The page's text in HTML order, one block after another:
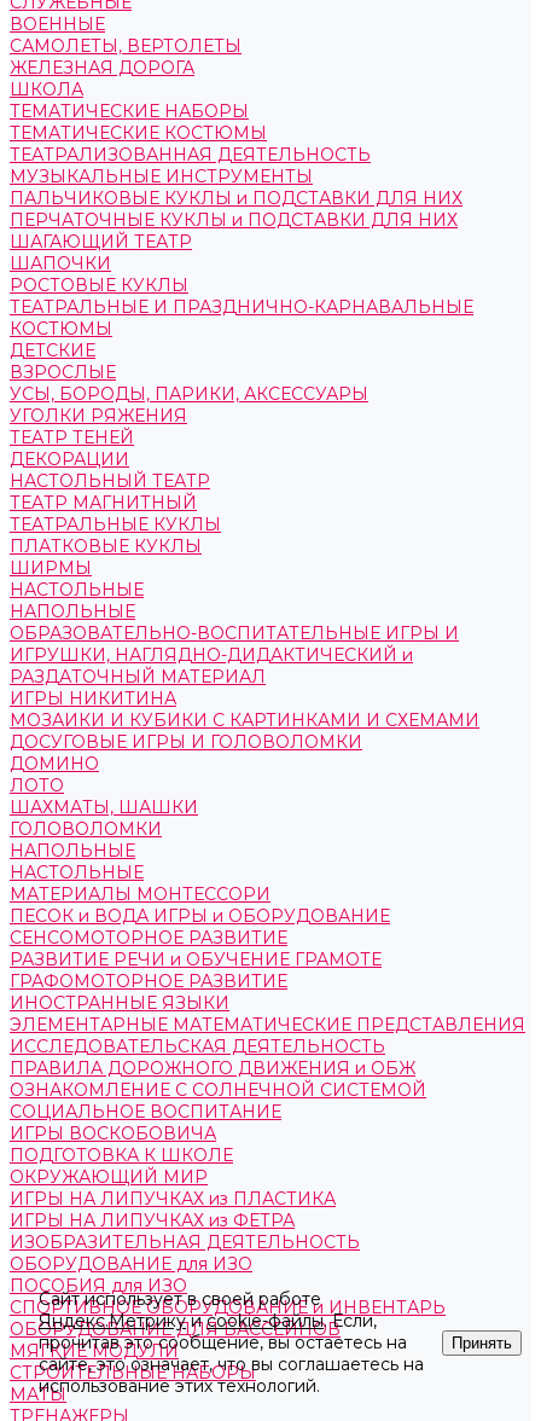
ВОЕННЫЕ
САМОЛЕТЫ, ВЕРТОЛЕТЫ
ЖЕЛЕЗНАЯ ДОРОГА
ШКОЛА
ТЕМАТИЧЕСКИЕ НАБОРЫ
ТЕМАТИЧЕСКИЕ КОСТЮМЫ
ТЕАТРАЛИЗОВАННАЯ ДЕЯТЕЛЬНОСТЬ
МУЗЫКАЛЬНЫЕ ИНСТРУМЕНТЫ
ПАЛЬЧИКОВЫЕ КУКЛЫ и ПОДСТАВКИ ДЛЯ НИХ
ПЕРЧАТОЧНЫЕ КУКЛЫ и ПОДСТАВКИ ДЛЯ НИХ
ШАГАЮЩИЙ ТЕАТР
ШАПОЧКИ
РОСТОВЫЕ КУКЛЫ
ТЕАТРАЛЬНЫЕ И ПРАЗДНИЧНО-КАРНАВАЛЬНЫЕ
КОСТЮМЫ
ДЕТСКИЕ
ВЗРОСЛЫЕ
УСЫ, БОРОДЫ, ПАРИКИ, АКСЕССУАРЫ
УГОЛКИ РЯЖЕНИЯ
ТЕАТР ТЕНЕЙ
ДЕКОРАЦИИ
НАСТОЛЬНЫЙ ТЕАТР
ТЕАТР МАГНИТНЫЙ
ТЕАТРАЛЬНЫЕ КУКЛЫ
ПЛАТКОВЫЕ КУКЛЫ
ШИРМЫ
НАСТОЛЬНЫЕ
НАПОЛЬНЫЕ
ОБРАЗОВАТЕЛЬНО-ВОСПИТАТЕЛЬНЫЕ ИГРЫ И
ИГРУШКИ, НАГЛЯДНО-ДИДАКТИЧЕСКИЙ и
РАЗДАТОЧНЫЙ МАТЕРИАЛ
ИГРЫ НИКИТИНА
МОЗАИКИ И КУБИКИ С КАРТИНКАМИ И СХЕМАМИ
ДОСУГОВЫЕ ИГРЫ И ГОЛОВОЛОМКИ
ДОМИНО
ЛОТО
ШАХМАТЫ, ШАШКИ
ГОЛОВОЛОМКИ
НАПОЛЬНЫЕ
НАСТОЛЬНЫЕ
МАТЕРИАЛЫ МОНТЕССОРИ
ПЕСОК и ВОДА ИГРЫ и ОБОРУДОВАНИЕ
СЕНСОМОТОРНОЕ РАЗВИТИЕ
РАЗВИТИЕ РЕЧИ и ОБУЧЕНИЕ ГРАМОТЕ
ГРАФОМОТОРНОЕ РАЗВИТИЕ
ИНОСТРАННЫЕ ЯЗЫКИ
ЭЛЕМЕНТАРНЫЕ МАТЕМАТИЧЕСКИЕ ПРЕДСТАВЛЕНИЯ
ИССЛЕДОВАТЕЛЬСКАЯ ДЕЯТЕЛЬНОСТЬ
ПРАВИЛА ДОРОЖНОГО ДВИЖЕНИЯ и ОБЖ
ОЗНАКОМЛЕНИЕ С СОЛНЕЧНОЙ СИСТЕМОЙ
СОЦИАЛЬНОЕ ВОСПИТАНИЕ
ИГРЫ ВОСКОБОВИЧА
ПОДГОТОВКА К ШКОЛЕ
ОКРУЖАЮЩИЙ МИР
ИГРЫ НА ЛИПУЧКАХ из ПЛАСТИКА
ИГРЫ НА ЛИПУЧКАХ из ФЕТРА
ИЗОБРАЗИТЕЛЬНАЯ ДЕЯТЕЛЬНОСТЬ
ОБОРУДОВАНИЕ для ИЗО
ПОСОБИЯ для ИЗО
СПОРТИВНОЕ ОБОРУДОВАНИЕ и ИНВЕНТАРЬ
ОБОРУДОВАНИЕ ДЛЯ БАССЕЙНОВ
МЯГКИЕ МОДУЛИ
СТРОИТЕЛЬНЫЕ НАБОРЫ
МАТЫ
ТРЕНАЖЕРЫ
Сайт использует в своей работе
Яндекс.Метрикуиcookie-файлы. Если,
прочитав это сообщение, вы остаетесь на
сайте, это означает, что вы соглашаетесь на
использование этих технологий.
Принять